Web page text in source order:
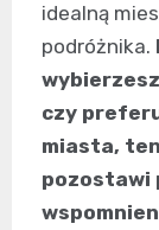
idealną
podróżnika.
czy
miasta,
pozostawi